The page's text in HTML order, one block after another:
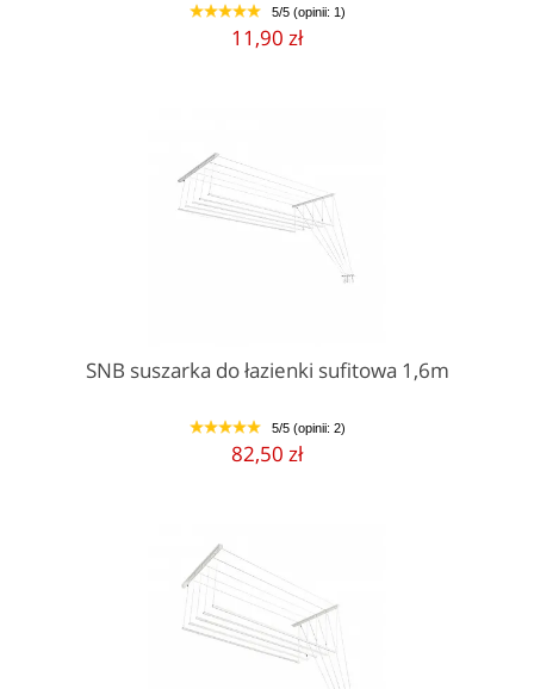
1 2 3 4 5 5/5 (opinii: 1)
11,90 zł
SNB suszarka do łazienki sufitowa 1,6m
1 2 3 4 5 5/5 (opinii: 2)
82,50 zł